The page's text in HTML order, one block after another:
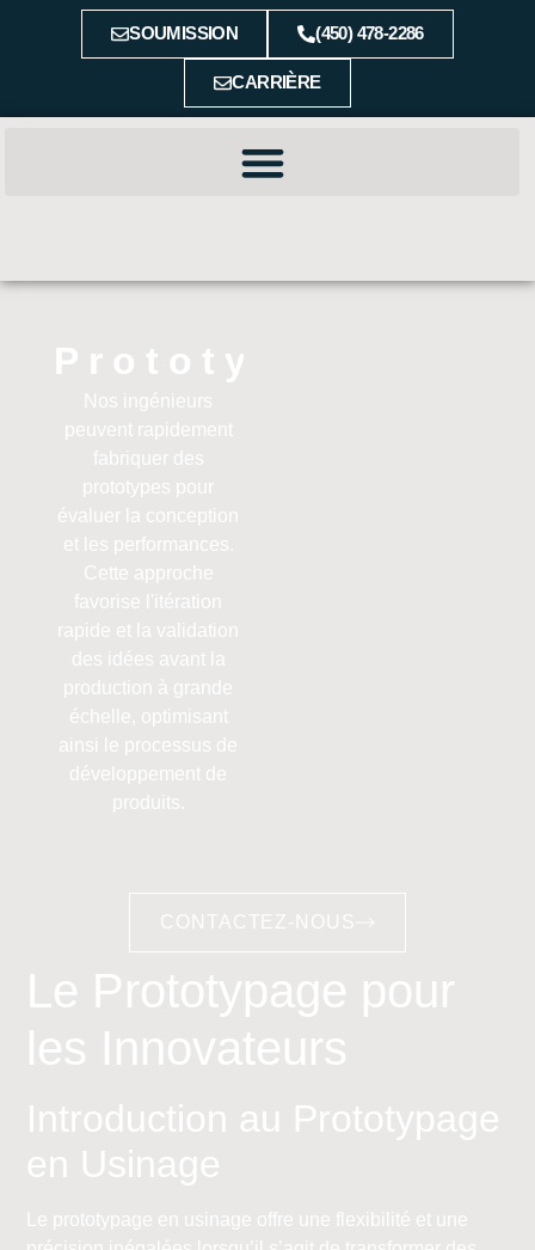
(450) 478-2286
SOUMISSION
CARRIÈRE
Prototypage
Nos ingénieurs
peuvent rapidement
fabriquer des
prototypes pour
évaluer la conception
et les performances.
Cette approche
favorise l'itération
rapide et la validation
des idées avant la
production à grande
échelle, optimisant
ainsi le processus de
développement de
produits.
CONTACTEZ-NOUS
Le Prototypage pour
les Innovateurs
Introduction au Prototypage
en Usinage
Le prototypage en usinage offre une flexibilité et une